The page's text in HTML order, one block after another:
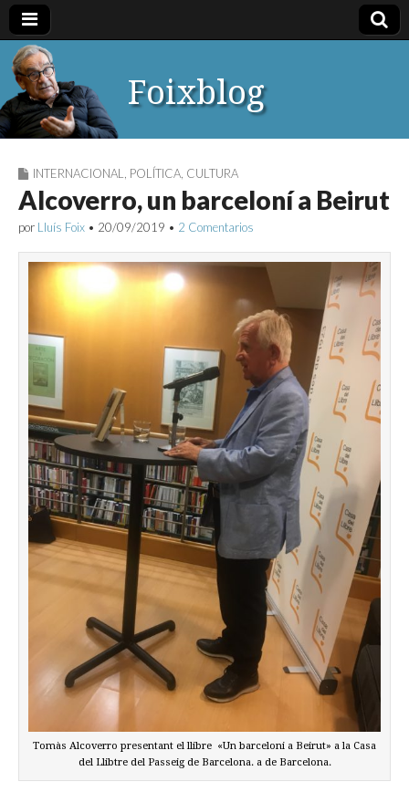
Foixblog
INTERNACIONAL POLÍTICA CULTURA
Alcoverro, un barceloní a Beirut
por Lluís Foix • 20/09/2019 • 2 Comentarios
Tomàs Alcoverro presentant el llibre «Un barceloni a Beirut» a la Casa
del Llibtre del Passeig de Barcelona. a de Barcelona.